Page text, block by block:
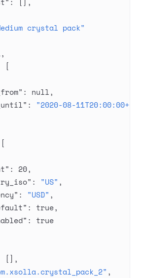
crystal pack"
,
[
: null,
: "2020-08-
: 20,
: "US" ,
: "USD" ,
: true,
: true
[],
,